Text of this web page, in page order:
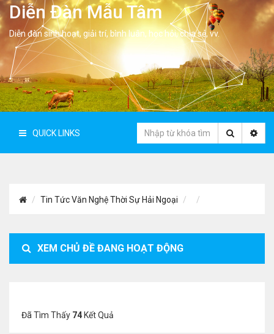
Diễn Đàn Mẫu Tâm
Diễn đàn sinh hoạt, giải trí, bình luân, học hỏi, chia sẻ, vv.
QUICK LINKS
Tin Tức Văn Nghệ Thời Sự Hải Ngoại
XEM CHỦ ĐỀ ĐANG HOẠT ĐỘNG
Đã Tìm Thấy 74 Kết Quả